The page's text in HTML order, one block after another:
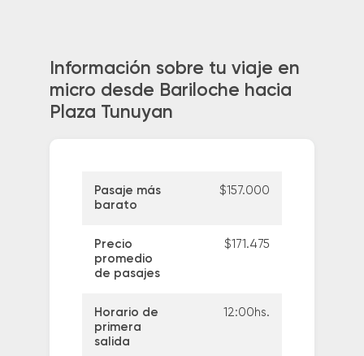
Información sobre tu viaje en
micro desde Bariloche hacia
Plaza Tunuyan
Pasaje más
barato
$157.000
Precio
promedio
de pasajes
$171.475
Horario de
primera
salida
12:00hs.